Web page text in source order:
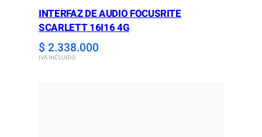
INTERFAZ DE AUDIO FOCUSRITE
SCARLETT 16I16 4G
$ 2.338.000
IVA INCLUIDO